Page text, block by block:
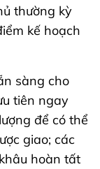
thường kỳ
kế hoạch
sàng cho
tiên ngay
để có thể
giao; các
hoàn tất